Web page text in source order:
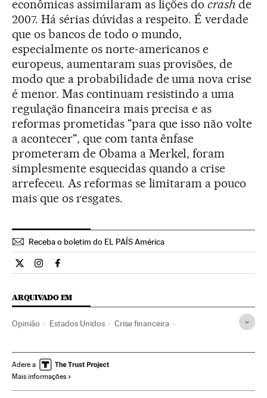
econômicas assimilaram as lições docrash de
2007. Há sérias dúvidas a respeito. É verdade
que os bancos de todo o mundo,
especialmente os norte-americanos e
europeus, aumentaram suas provisões, de
modo que a probabilidade de uma nova crise
é menor. Mas continuam resistindo a uma
regulação financeira mais precisa e as
reformas prometidas "para que isso não volte
a acontecer", que com tanta ênfase
prometeram de Obama a Merkel, foram
simplesmente esquecidas quando a crise
arrefeceu. As reformas se limitaram a pouco
mais que os resgates.
Receba o boletim do EL PAÍS América
Opiniao El País Brasil en Twitter
Opiniao El País Brasil en Instagram
Opiniao El País Brasil en Facebook
ARQUIVADO EM
Opinião Estados Unidos Crise financeira
América Economia Banca
Adere a
Mais informações